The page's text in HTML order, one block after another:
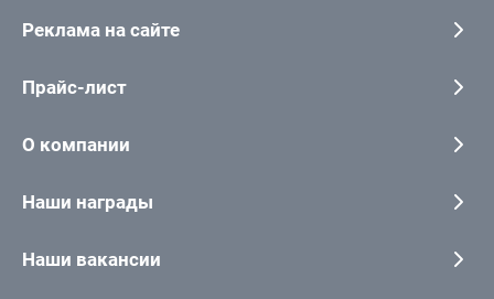
Реклама на сайте
Прайс-лист
О компании
Наши награды
Наши вакансии